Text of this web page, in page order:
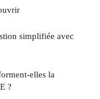
simplifiée avec
elles la
?